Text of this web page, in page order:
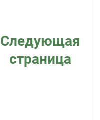
Следующая
страница